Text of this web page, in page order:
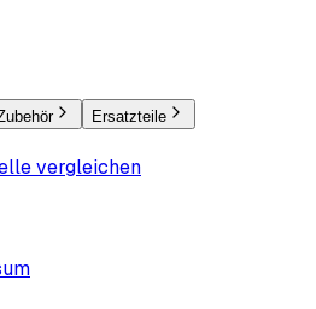
Ersatzteile
vergleichen